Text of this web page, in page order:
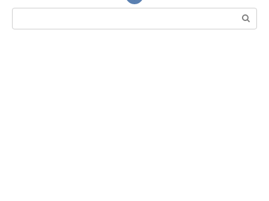
Поиск: